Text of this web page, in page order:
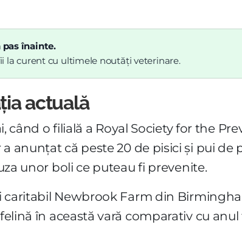
înainte.
la curent cu ultimele noutăți veterinare.
actuală
când o filială a Royal Society for the
anunțat că peste 20 de pisici și pui de
unor boli ce puteau fi prevenite.
Newbrook Farm din
în această vară comparativ cu